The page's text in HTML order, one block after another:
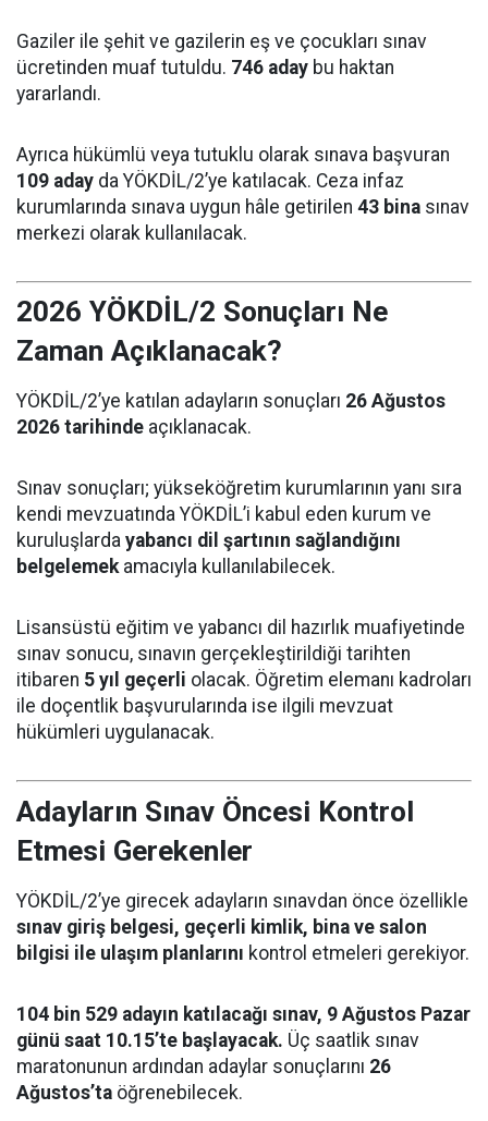
Gaziler ile şehit ve gazilerin eş ve çocukları sınav
ücretinden muaf tutuldu. 746 aday bu haktan
yararlandı.
Ayrıca hükümlü veya tutuklu olarak sınava başvuran
109 aday da YÖKDİL/2’ye katılacak. Ceza infaz
kurumlarında sınava uygun hâle getirilen 43 bina sınav
merkezi olarak kullanılacak.
2026 YÖKDİL/2 Sonuçları Ne
Zaman Açıklanacak?
YÖKDİL/2’ye katılan adayların sonuçları 26 Ağustos
2026 tarihinde açıklanacak.
Sınav sonuçları; yükseköğretim kurumlarının yanı sıra
kendi mevzuatında YÖKDİL’i kabul eden kurum ve
kuruluşlarda yabancı dil şartının sağlandığını
belgelemekamacıyla kullanılabilecek.
Lisansüstü eğitim ve yabancı dil hazırlık muafiyetinde
sınav sonucu, sınavın gerçekleştirildiği tarihten
itibaren 5 yıl geçerli olacak. Öğretim elemanı kadroları
ile doçentlik başvurularında ise ilgili mevzuat
hükümleri uygulanacak.
Adayların Sınav Öncesi Kontrol
Etmesi Gerekenler
YÖKDİL/2’ye girecek adayların sınavdan önce özellikle
sınav giriş belgesi, geçerli kimlik, bina ve salon
bilgisi ile ulaşım planlarını kontrol etmeleri gerekiyor.
104 bin 529 adayın katılacağı sınav, 9 Ağustos Pazar
günü saat 10.15’te başlayacak. Üç saatlik sınav
maratonunun ardından adaylar sonuçlarını 26
Ağustos’ta öğrenebilecek.